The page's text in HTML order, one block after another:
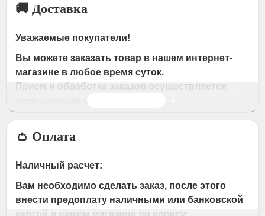
🚚 Доставка
Уважаемые покупатели!
Вы можете заказать товар в нашем интернет-
магазине в любое время суток.
Прием и обработка заказов осуществляется
Время работы магазина:
с 09:00 дo 19:00
часа с Вами свяжется наш менеджер для
подтверждения и уточнения заказа.
👛 Оплата
Наличный расчет:
Вам необходимо сделать заказ, после этого
внести предоплату наличными или банковской
картой в нашем магазине по адресу: